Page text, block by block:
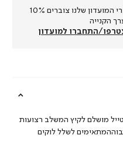
חברי המועדון שלנו צוברים 10%
הקנייה
התחברו למועדון
מושלם לקיץ המשלב רצועות
לשלל לוקים